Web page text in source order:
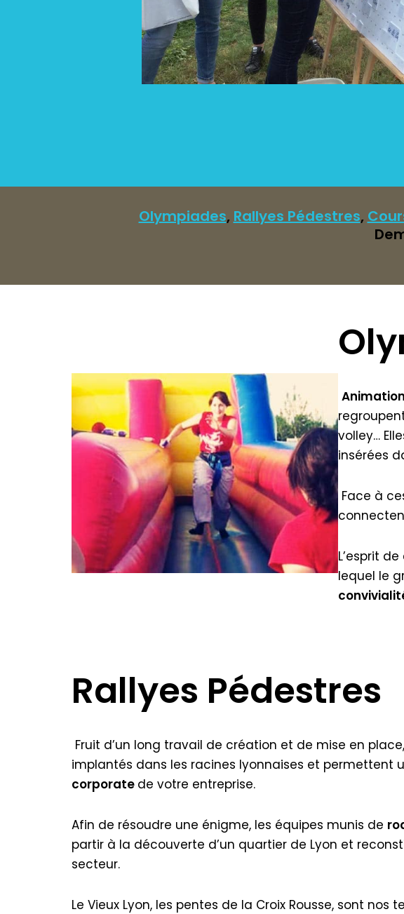
Olympiades, Rallyes Pédestres,
volley…
insérées
Face à
L’esprit
lequel le
Rallyes Pédestres
Fruit d’un long travail de création et de mise en
implantés dans les racines lyonnaises et permettent
corporate de votre entreprise.
Afin de résoudre une énigme, les équipes munis de
partir à la découverte d’un quartier de Lyon et
secteur.
Le Vieux Lyon, les pentes de la Croix Rousse, sont nos